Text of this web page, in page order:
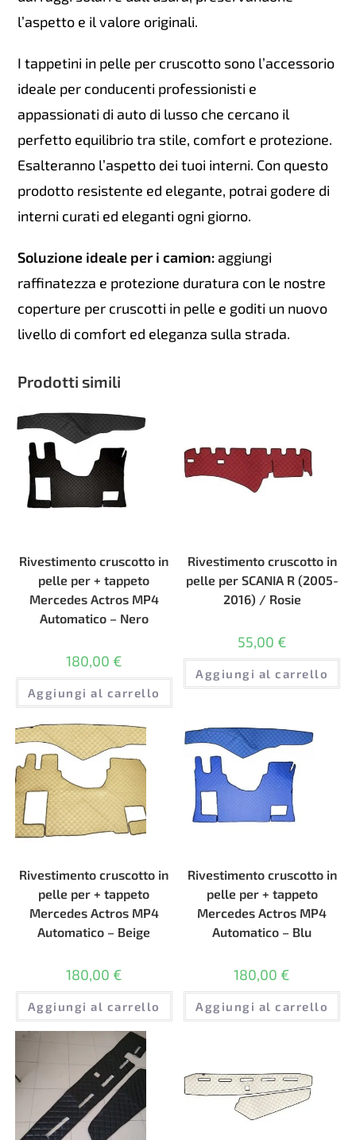
l’aspetto e il valore originali.
I tappetini in pelle per cruscotto sono l’accessorio
ideale per conducenti professionisti e
appassionati di auto di lusso che cercano il
perfetto equilibrio tra stile, comfort e protezione.
Esalteranno l’aspetto dei tuoi interni. Con questo
prodotto resistente ed elegante, potrai godere di
interni curati ed eleganti ogni giorno.
Soluzione ideale per i camion: aggiungi
raffinatezza e protezione duratura con le nostre
coperture per cruscotti in pelle e goditi un nuovo
livello di comfort ed eleganza sulla strada.
Prodotti simili
Rivestimento cruscotto in
pelle per + tappeto
Mercedes Actros MP4
Automatico – Nero
180,00 €
Aggiungi al carrello
Rivestimento cruscotto in
pelle per SCANIA R (2005-
2016) / Rosie
55,00 €
Aggiungi al carrello
Rivestimento cruscotto in
pelle per + tappeto
Mercedes Actros MP4
Automatico – Beige
180,00 €
Aggiungi al carrello
Rivestimento cruscotto in
pelle per + tappeto
Mercedes Actros MP4
Automatico – Blu
180,00 €
Aggiungi al carrello